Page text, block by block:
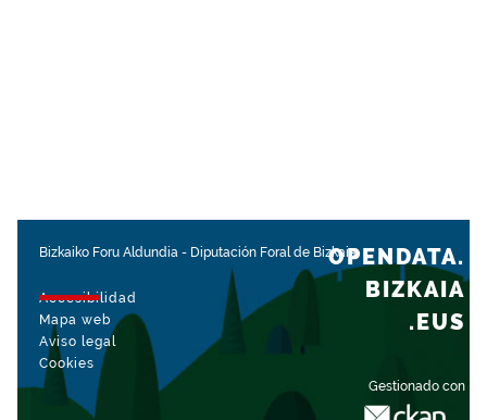
Bizkaiko Foru Aldundia - Diputación Foral de Bizkaia
Accesibilidad
Mapa web
Aviso legal
Cookies
Gestionado con
OPENDATA.
BIZKAIA
.EUS